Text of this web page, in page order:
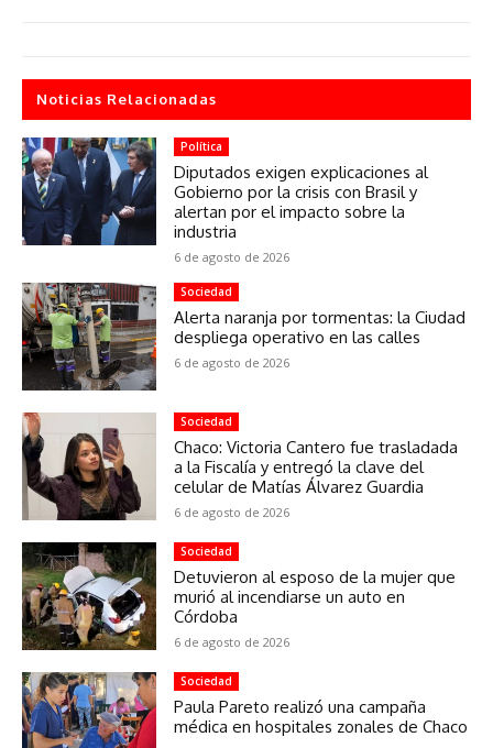
Noticias Relacionadas
Política
Diputados exigen explicaciones al
Gobierno por la crisis con Brasil y
alertan por el impacto sobre la
industria
6 de agosto de 2026
Sociedad
Alerta naranja por tormentas: la Ciudad
despliega operativo en las calles
6 de agosto de 2026
Sociedad
Chaco: Victoria Cantero fue trasladada
a la Fiscalía y entregó la clave del
celular de Matías Álvarez Guardia
6 de agosto de 2026
Sociedad
Detuvieron al esposo de la mujer que
murió al incendiarse un auto en
Córdoba
6 de agosto de 2026
Sociedad
Paula Pareto realizó una campaña
médica en hospitales zonales de Chaco